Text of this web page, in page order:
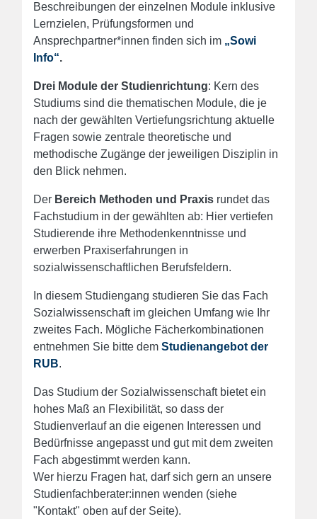
Beschreibungen der einzelnen Module inklusive
Lernzielen, Prüfungsformen und
Ansprechpartner*innen finden sich im „Sowi
Info“.
Drei Module der Studienrichtung: Kern des
Studiums sind die thematischen Module, die je
nach der gewählten Vertiefungsrichtung aktuelle
Fragen sowie zentrale theoretische und
methodische Zugänge der jeweiligen Disziplin in
den Blick nehmen.
Der Bereich Methoden und Praxis rundet das
Fachstudium in der gewählten ab: Hier vertiefen
Studierende ihre Methodenkenntnisse und
erwerben Praxiserfahrungen in
sozialwissenschaftlichen Berufsfeldern.
In diesem Studiengang studieren Sie das Fach
Sozialwissenschaft im gleichen Umfang wie Ihr
zweites Fach. Mögliche Fächerkombinationen
entnehmen Sie bitte dem Studienangebot der
RUB.
Das Studium der Sozialwissenschaft bietet ein
hohes Maß an Flexibilität, so dass der
Studienverlauf an die eigenen Interessen und
Bedürfnisse angepasst und gut mit dem zweiten
Fach abgestimmt werden kann.
Wer hierzu Fragen hat, darf sich gern an unsere
Studienfachberater:innen wenden (siehe
"Kontakt" oben auf der Seite).